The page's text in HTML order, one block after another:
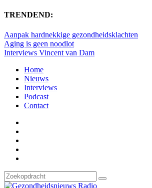
TRENDEND:
Aanpak hardnekkige gezondheidsklachten
Aging is geen noodlot
Interviews Vincent van Dam
Home
Nieuws
Interviews
Podcast
Contact